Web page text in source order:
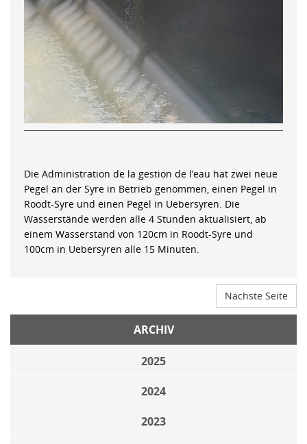
Die Administration de la gestion de l’eau hat zwei neue
Pegel an der Syre in Betrieb genommen, einen Pegel in
Roodt-Syre und einen Pegel in Uebersyren. Die
Wasserstände werden alle 4 Stunden aktualisiert, ab
einem Wasserstand von 120cm in Roodt-Syre und
100cm in Uebersyren alle 15 Minuten.
Nächste Seite
ARCHIV
2025
2024
2023